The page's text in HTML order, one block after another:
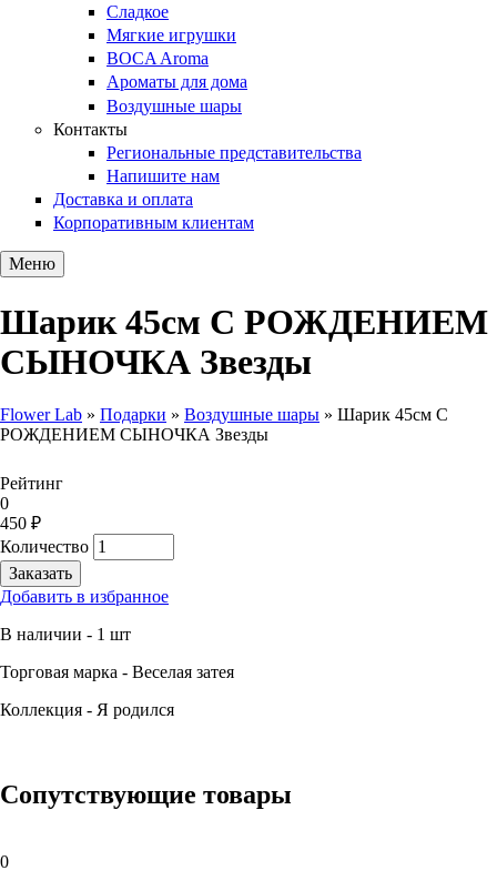
Сладкое
Мягкие игрушки
BOCA Aroma
Ароматы для дома
Воздушные шары
Контакты
Региональные представительства
Напишите нам
Доставка и оплата
Корпоративным клиентам
Меню
Шарик 45см С РОЖДЕНИЕМ
СЫНОЧКА Звезды
Вы здесь
Flower Lab » Подарки » Воздушные шары » Шарик 45см С
РОЖДЕНИЕМ СЫНОЧКА Звезды
Рейтинг
0
450 ₽
Количество
Добавить в избранное
В наличии - 1 шт
Торговая марка - Веселая затея
Коллекция - Я родился
Сопутствующие товары
0